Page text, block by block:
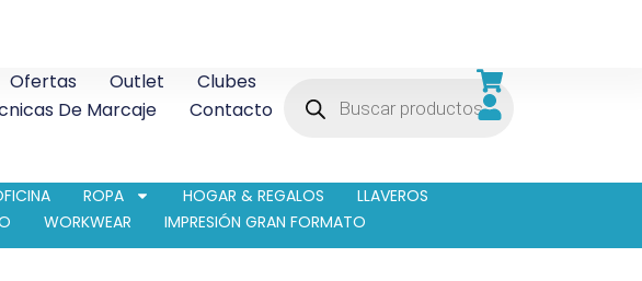
Ofertas Outlet
Clubes
De Marcaje Contacto
ROPA HOGAR & REGALOS
LLAVEROS
WORKWEAR IMPRESIÓN GRAN FORMATO